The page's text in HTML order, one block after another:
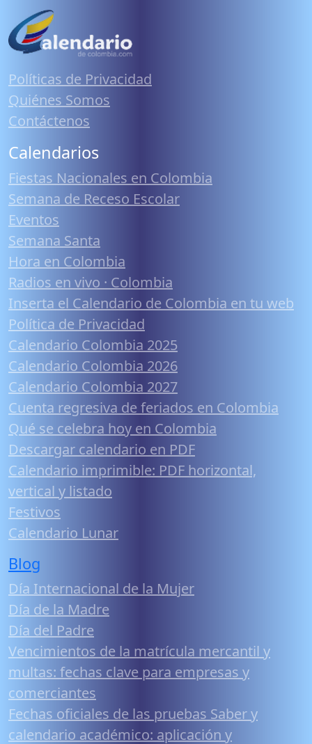
Políticas de Privacidad
Quiénes Somos
Contáctenos
Calendarios
Fiestas Nacionales en Colombia
Semana de Receso Escolar
Eventos
Semana Santa
Hora en Colombia
Radios en vivo · Colombia
Inserta el Calendario de Colombia en tu web
Política de Privacidad
Calendario Colombia 2025
Calendario Colombia 2026
Calendario Colombia 2027
Cuenta regresiva de feriados en Colombia
Qué se celebra hoy en Colombia
Descargar calendario en PDF
Calendario imprimible: PDF horizontal,
vertical y listado
Festivos
Calendario Lunar
Blog
Día Internacional de la Mujer
Día de la Madre
Día del Padre
Vencimientos de la matrícula mercantil y
multas: fechas clave para empresas y
comerciantes
Fechas oficiales de las pruebas Saber y
calendario académico: aplicación y